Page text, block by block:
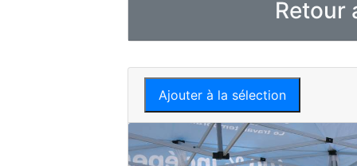
Retour
Ajouter à la sélection